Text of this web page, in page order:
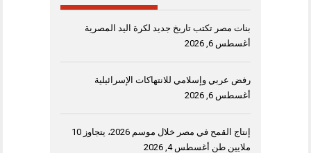
بنات مصر تكتب تاريخ جديد لكرة اليد المصرية
أغسطس 6, 2026
رفض عربي وإسلامي للانتهاكات الإسرائيلية
أغسطس 6, 2026
إنتاج القمح في مصر خلال موسم 2026، يتجاوز 10
ملايين طن أغسطس 4, 2026